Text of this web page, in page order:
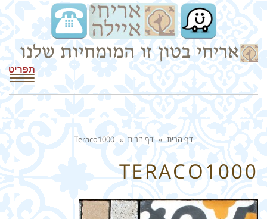
תפריט
דף הבית » דף הבית »
Teraco1000
TERACO1000